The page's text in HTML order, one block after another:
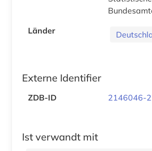
Länder
Externe Identifier
ZDB-ID 2146046-2
Ist verwandt mit